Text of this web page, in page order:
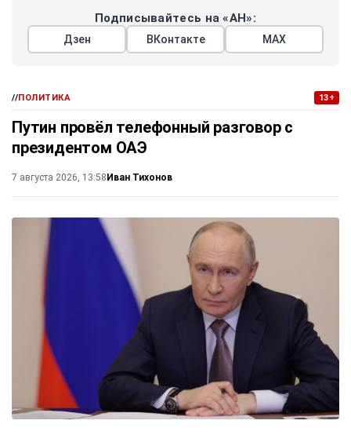
Подписывайтесь на «АН»:
Дзен ВКонтакте МАХ
//ПОЛИТИКА 13+
Путин провёл телефонный разговор с
президентом ОАЭ
7 августа 2026, 13:58Иван Тихонов